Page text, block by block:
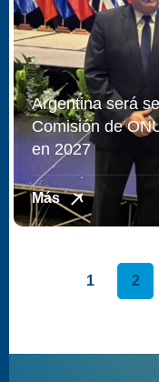
Argentina será
Comisión de
en 2027
Más
1 2